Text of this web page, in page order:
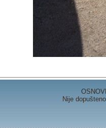
Nije